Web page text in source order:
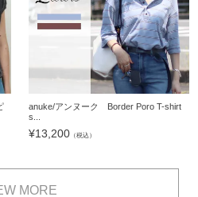
anuke/アンヌーク Border Poro T-shirt
s...
¥13,200 （税込）
MORE